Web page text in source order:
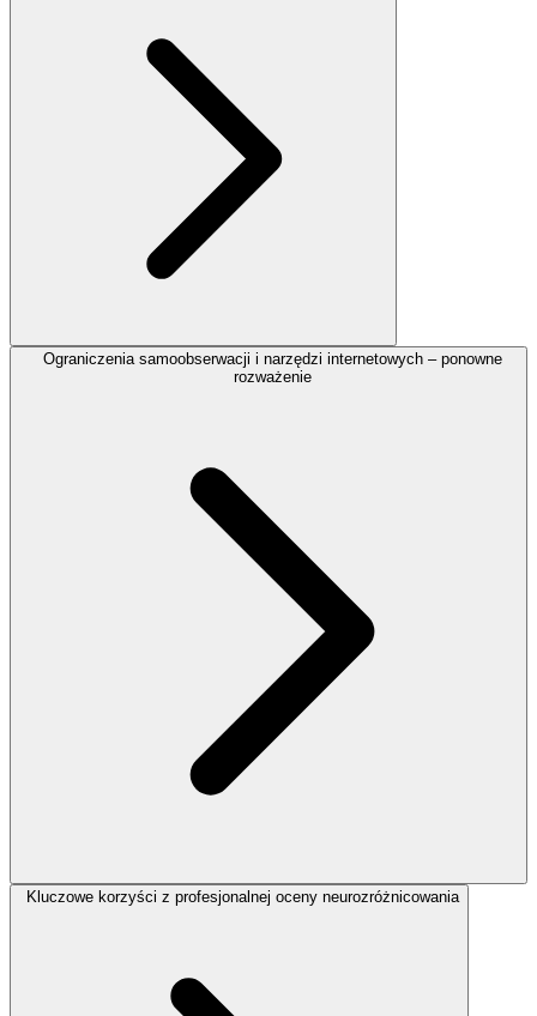
Ograniczenia samoobserwacji i narzędzi internetowych – ponowne
rozważenie
Kluczowe korzyści z profesjonalnej oceny neurozróżnicowania